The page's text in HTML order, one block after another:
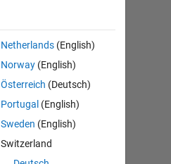
Netherlands (English)
Norway (English)
Österreich (Deutsch)
Portugal (English)
Sweden (English)
Switzerland